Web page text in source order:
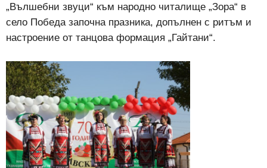
„Вълшебни звуци“ към народно читалище „Зора“ в
село Победа започна празника, допълнен с ритъм и
настроение от танцова формация „Гайтани“.